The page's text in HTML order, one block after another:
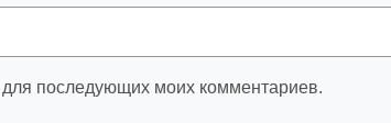
последующих моих комментариев.